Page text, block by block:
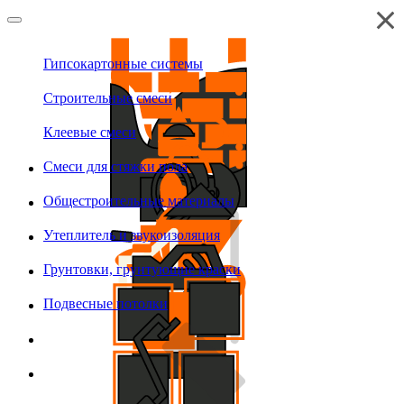
Гипсокартонные системы
Строительные смеси
Клеевые смеси
Смеси для стяжки пола
Общестроительные материалы
Утеплитель и звукоизоляция
Грунтовки, грунтующие краски
Подвесные потолки